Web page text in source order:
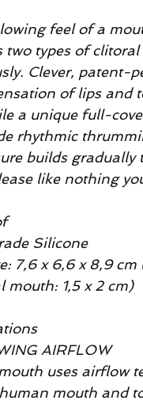
feel of a
two types of
Clever, patent-
of lips and
a unique full-
rhythmic
builds gradually
like nothing
Silicone
7,6 x 6,6 x 8,9
mouth: 1,5 x 2 cm)
AIRFLOW
uses airflow
mouth and